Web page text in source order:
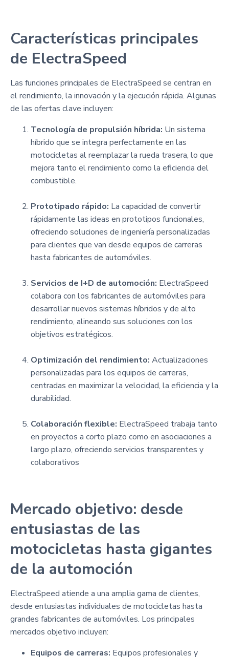
Características principales
de ElectraSpeed
Las funciones principales de ElectraSpeed se centran en
el rendimiento, la innovación y la ejecución rápida. Algunas
de las ofertas clave incluyen:
Tecnología de propulsión híbrida: Un sistema
híbrido que se integra perfectamente en las
motocicletas al reemplazar la rueda trasera, lo que
mejora tanto el rendimiento como la eficiencia del
combustible.
Prototipado rápido: La capacidad de convertir
rápidamente las ideas en prototipos funcionales,
ofreciendo soluciones de ingeniería personalizadas
para clientes que van desde equipos de carreras
hasta fabricantes de automóviles.
Servicios de I+D de automoción: ElectraSpeed
colabora con los fabricantes de automóviles para
desarrollar nuevos sistemas híbridos y de alto
rendimiento, alineando sus soluciones con los
objetivos estratégicos.
Optimización del rendimiento: Actualizaciones
personalizadas para los equipos de carreras,
centradas en maximizar la velocidad, la eficiencia y la
durabilidad.
Colaboración flexible: ElectraSpeed trabaja tanto
en proyectos a corto plazo como en asociaciones a
largo plazo, ofreciendo servicios transparentes y
colaborativos
Mercado objetivo: desde
entusiastas de las
motocicletas hasta gigantes
de la automoción
ElectraSpeed atiende a una amplia gama de clientes,
desde entusiastas individuales de motocicletas hasta
grandes fabricantes de automóviles. Los principales
mercados objetivo incluyen:
Equipos de carreras: Equipos profesionales y